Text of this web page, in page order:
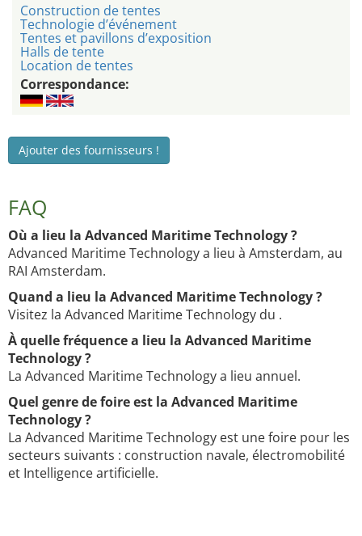
Construction de tentes
Technologie d’événement
Tentes et pavillons d’exposition
Halls de tente
Location de tentes
Correspondance:
Ajouter des fournisseurs !
FAQ
Où a lieu la Advanced Maritime Technology ?
Advanced Maritime Technology a lieu à Amsterdam, au
RAI Amsterdam.
Quand a lieu la Advanced Maritime Technology ?
Visitez la Advanced Maritime Technology du .
À quelle fréquence a lieu la Advanced Maritime
Technology ?
La Advanced Maritime Technology a lieu annuel.
Quel genre de foire est la Advanced Maritime
Technology ?
La Advanced Maritime Technology est une foire pour les
secteurs suivants : construction navale, électromobilité
et Intelligence artificielle.